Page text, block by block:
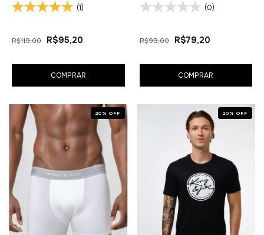
(1)
R$119,00 R$95,20
COMPRAR
(0)
R$99,00 R$79,20
COMPRAR
20 % OFF 20 % OFF